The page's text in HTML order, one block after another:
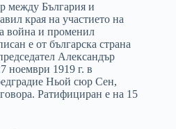
между България и
края на участието на
война и променил
е от българска страна
Александър
ноември 1919 г. в
Ньой сюр Сен,
Ратифициран е на 15